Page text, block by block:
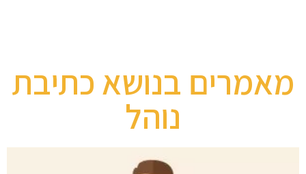
מאמרים בנושא כתיבת
נוהל